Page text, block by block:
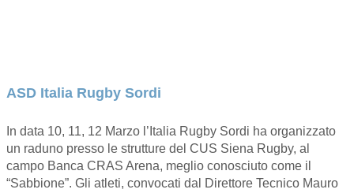
ASD Italia Rugby Sordi
In data 10, 11, 12 Marzo l’Italia Rugby Sordi ha organizzato
un raduno presso le strutture del CUS Siena Rugby, al
campo Banca CRAS Arena, meglio conosciuto come il
“Sabbione”. Gli atleti, convocati dal Direttore Tecnico Mauro